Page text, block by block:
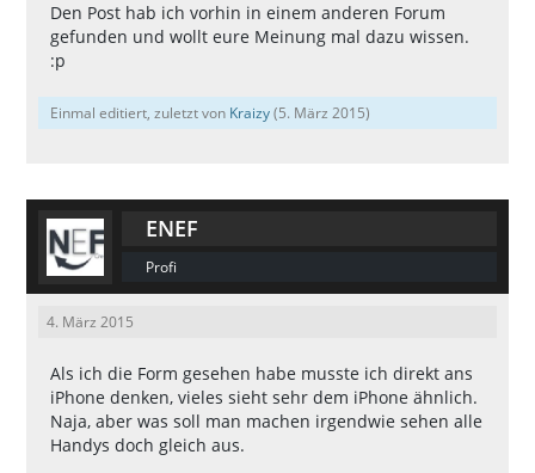
Den Post hab ich vorhin in einem anderen Forum
gefunden und wollt eure Meinung mal dazu wissen.
:p
Einmal editiert, zuletzt von Kraizy(5. März 2015)
ENEF
Profi
4. März 2015
Als ich die Form gesehen habe musste ich direkt ans
iPhone denken, vieles sieht sehr dem iPhone ähnlich.
Naja, aber was soll man machen irgendwie sehen alle
Handys doch gleich aus.